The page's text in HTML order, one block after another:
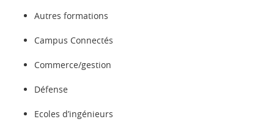
Autres formations
Campus Connectés
Commerce/gestion
Défense
Ecoles d’ingénieurs